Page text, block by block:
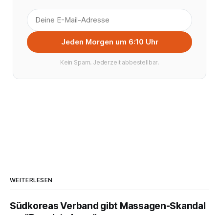
Jeden Morgen um 6:10 Uhr
Kein Spam. Jederzeit abbestellbar.
WEITERLESEN
Südkoreas Verband gibt Massagen-Skandal